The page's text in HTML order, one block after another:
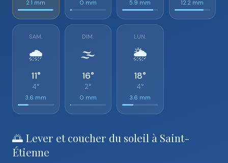
2.1 mm 0 mm 5.9 mm 12.2 mm
SAM.
🌧️
11°
4°
3.6 mm
DIM.
🌫️
16°
2°
0 mm
LUN.
🌦️
18°
4°
3.6 mm
🌅 Lever et coucher du soleil à Saint-
Étienne